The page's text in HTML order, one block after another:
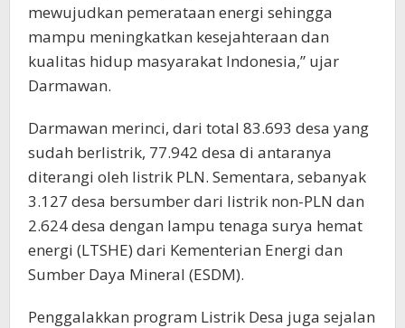
mewujudkan pemerataan energi sehingga
mampu meningkatkan kesejahteraan dan
kualitas hidup masyarakat Indonesia,” ujar
Darmawan.
Darmawan merinci, dari total 83.693 desa yang
sudah berlistrik, 77.942 desa di antaranya
diterangi oleh listrik PLN. Sementara, sebanyak
3.127 desa bersumber dari listrik non-PLN dan
2.624 desa dengan lampu tenaga surya hemat
energi (LTSHE) dari Kementerian Energi dan
Sumber Daya Mineral (ESDM).
Penggalakkan program Listrik Desa juga sejalan